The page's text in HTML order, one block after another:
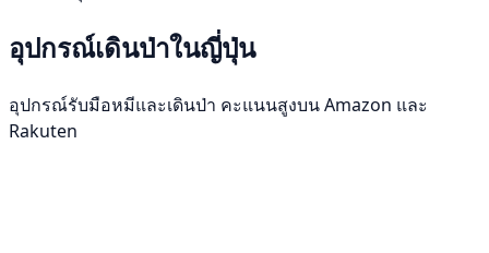
อุปกรณ์เดินป่าในญี่ปุ่น
อุปกรณ์รับมือหมีและเดินป่า คะแนนสูงบน Amazon และ
Rakuten